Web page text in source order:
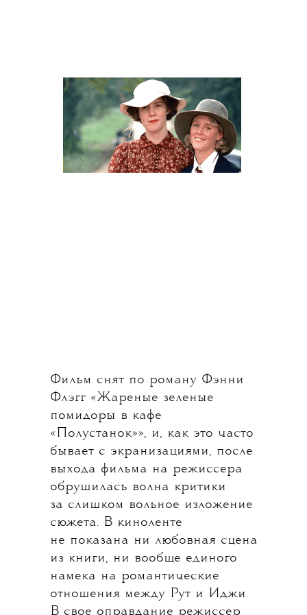
Фильм снят по роману Фэнни
Флэгг «Жареные зеленые
помидоры в кафе
«Полустанок»», и, как это часто
бывает с экранизациями, после
выхода фильма на режиссера
обрушилась волна критики
за слишком вольное изложение
сюжета. В киноленте
не показана ни любовная сцена
из книги, ни вообще единого
намека на романтические
отношения между Рут и Иджи.
В свое оправдание режиссер